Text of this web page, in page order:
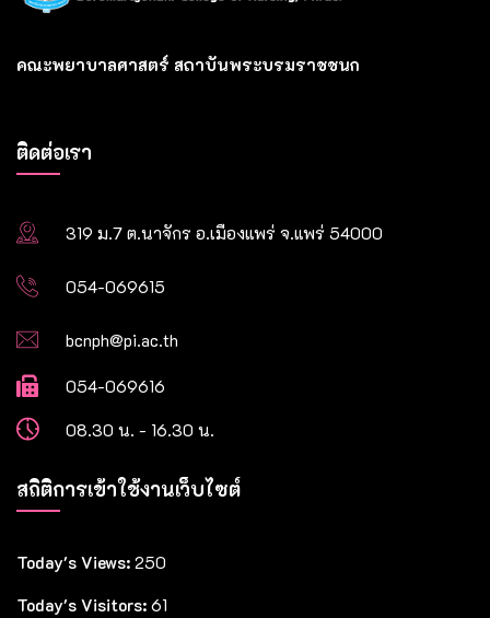
คณะพยาบาลศาสตร์ สถาบันพระบรมราชชนก
ติดต่อเรา
319 ม.7 ต.นาจักร อ.เมืองแพร่ จ.แพร่ 54000
054-069615
bcnph@pi.ac.th
054-069616
08.30 น. - 16.30 น.
สถิติการเข้าใช้งานเว็บไซต์
Today's Views: 250
Today's Visitors: 61